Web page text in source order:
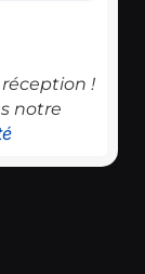
!
notre